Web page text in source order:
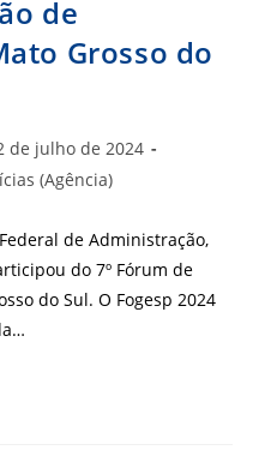
de
Grosso do
de julho de 2024
(Agência)
de Administração,
do 7º Fórum de
do Sul. O Fogesp 2024